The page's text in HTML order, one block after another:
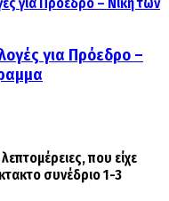
για Πρόεδρο –
που είχε
συνέδριο 1-3